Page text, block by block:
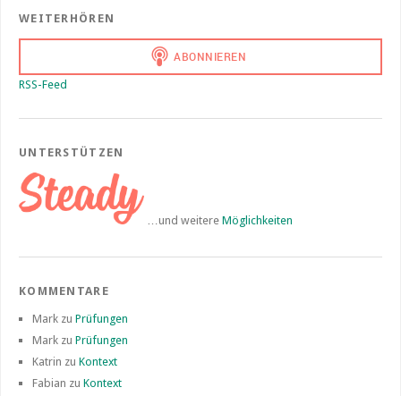
WEITERHÖREN
RSS-Feed
UNTERSTÜTZEN
…und weitere Möglichkeiten
KOMMENTARE
Mark zu Prüfungen
Mark zu Prüfungen
Katrin zu Kontext
Fabian zu Kontext